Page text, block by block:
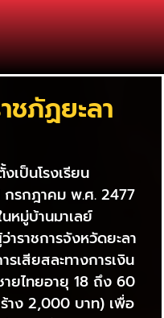
ชภัฏยะลา
เป็นโรงเรียน
กรกฎาคม พ.ศ. 2477
หมู่บ้านมาเลย์
ราชการจังหวัดยะลา
รเสียสละทางการเงิน
ายไทยอายุ 18 ถึง 60
าง 2,000 บาท) เพื่อ